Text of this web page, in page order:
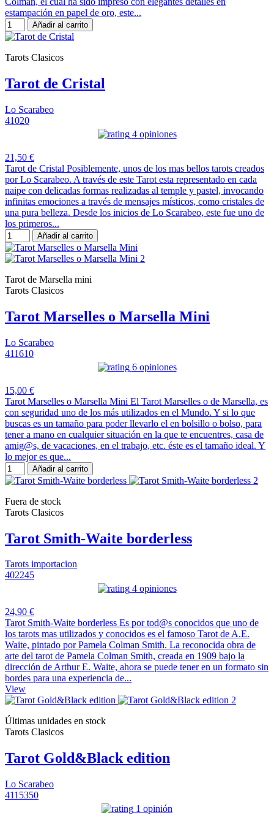
estampación en papel de oro, este...
Añadir al carrito
Tarots Clasicos
Tarot de Cristal
Lo Scarabeo
41020
4 opiniones
21,50 €
Tarot de Cristal Posiblemente, unos de los mas bellos tarots creados
por Lo Scarabeo. A través de este Tarot esta representado en cada
naipe con delicadas formas realizadas al temple y pastel, invocando
infinitas emociones a través de mensajes místicos, como cristales de
una pura belleza. Desde los inicios de Lo Scarabeo, este fue uno de
los primeros...
Añadir al carrito
Tarot de Marsella mini
Tarots Clasicos
Tarot Marselles o Marsella Mini
Lo Scarabeo
411610
6 opiniones
15,00 €
Tarot Marselles o Marsella Mini El Tarot Marselles o de Marsella, es
con seguridad uno de los más utilizados en el Mundo. Y si lo que
buscas es un tamaño para poder llevarlo el en bolsillo o bolso, para
tener a mano en cualquier situación en la que te encuentres, casa de
amig@s, de vacaciones, en el trabajo, etc. éste es el tamaño ideal. Y
lo mejor es que...
Añadir al carrito
Fuera de stock
Tarots Clasicos
Tarot Smith-Waite borderless
Tarots importacion
402245
4 opiniones
24,90 €
Tarot Smith-Waite borderless Es por tod@s conocidos que uno de
los tarots mas utilizados y conocidos es el famoso Tarot de A.E.
Waite, pintado por Pamela Colman Smith. La reconocida obra de
arte del tarot de Pamela Colman Smith, creada en 1909 bajo la
dirección de Arthur E. Waite, ahora se puede tener en un formato sin
bordes para una experiencia de...
View
Últimas unidades en stock
Tarots Clasicos
Tarot Gold&Black edition
Lo Scarabeo
4115350
1 opinión